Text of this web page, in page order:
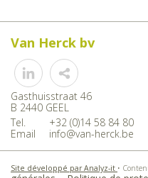
Van Herck bv
Share
Gasthuisstraat 46
B 2440 GEEL
Tel.
+32 (0)14 58 84 80
Email
info@van-herck.be
Site développé par Analyz-it •